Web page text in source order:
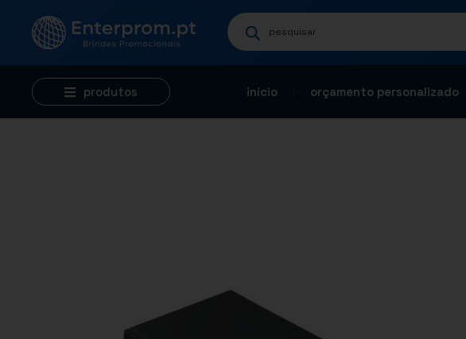
produtos início orçamento personalizado